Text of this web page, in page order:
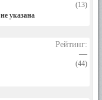
указана
(13)
Рейтинг:
—
(44)